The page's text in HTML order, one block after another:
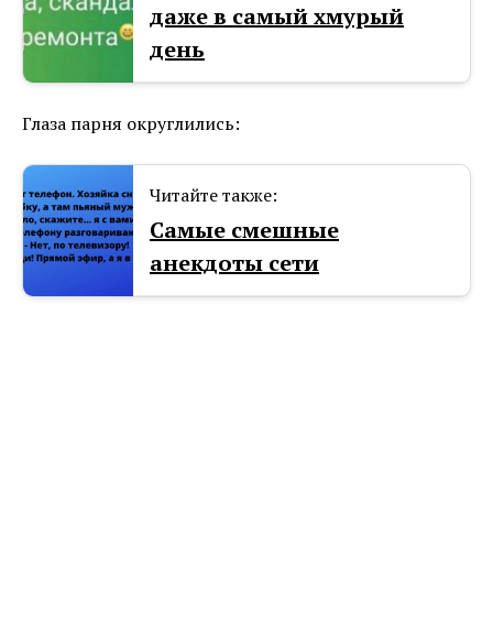
даже в самый хмурый
день
Глаза парня округлились:
Читайте также:
Самые смешные
анекдоты сети